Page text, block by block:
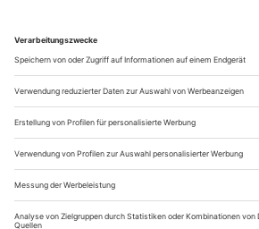
in Kraft.
Aus steuerlichen Gründen abweichende
außerhalb Deutschlands (Endpreis vor
ersichtlich)